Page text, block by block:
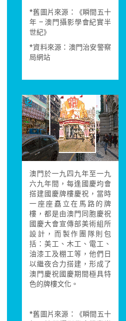
*舊圖片來源：《瞬間五十
年 – 澳門攝影學會紀實半
世紀》
*資料來源：澳門治安警察
局網站
澳門於一九四九年至一九
六九年間，每逢國慶均會
搭建國慶牌樓慶祝，當時
一座座矗立在馬路的牌
樓，都是由澳門同胞慶祝
國慶大會宣傳部美術組所
設計，而製作團隊則包
括：美工、木工、電工、
油漆工及棚工等，他們日
以繼夜合力搭建，形成了
澳門慶祝國慶期間極具特
色的牌樓文化。
*舊圖片來源：《瞬間五十